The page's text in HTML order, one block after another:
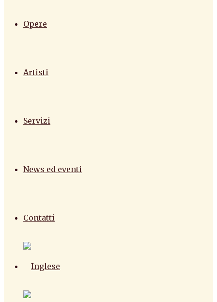
Opere
Artisti
Servizi
News ed eventi
Contatti